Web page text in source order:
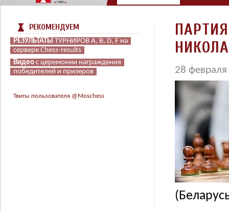
РЕКОМЕНДУЕМ
РЕЗУЛЬТАТЫ ТУРНИРОВ А, В, D, F на
сервере Chess-results
РЕЗУЛЬТАТЫТУРНИРОВ А, В, D, F на
сервере Chess-results
РЕЗУЛЬТАТЫТУРНИРОВ А, В, D, F на
сервере Chess-results
Видео с церемонии награждения
победителей и призеров
Видеос церемонии награждения
победителей и призеров
Видеос церемонии награждения
победителей и призеров
Твиты пользователя @Moschess
28